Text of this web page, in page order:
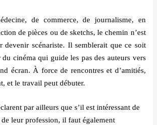
édecine, de commerce, de journalisme, en
de pièces ou de sketchs, le chemin n’est
devenir scénariste. Il semblerait que ce soit
du cinéma qui guide les pas des auteurs vers
écran. À force de rencontres et d’amitiés,
et le travail peut débuter.
clarent par ailleurs que s’il est intéressant de
de leur profession, il fautégalement